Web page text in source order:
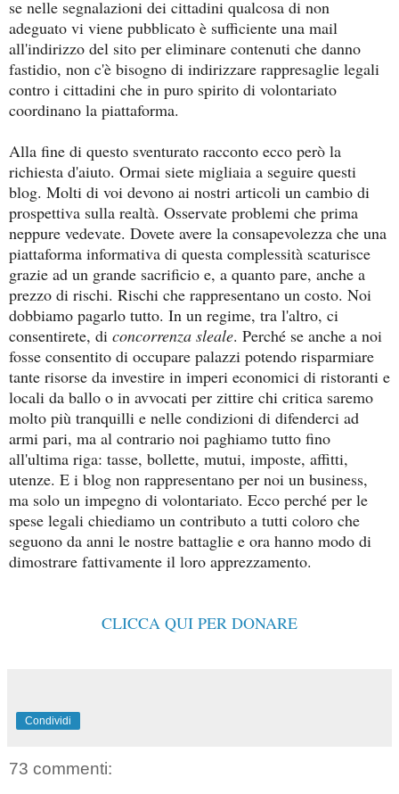
se nelle segnalazioni dei cittadini qualcosa di non
adeguato vi viene pubblicato è sufficiente una mail
all'indirizzo del sito per eliminare contenuti che danno
fastidio, non c'è bisogno di indirizzare rappresaglie legali
contro i cittadini che in puro spirito di volontariato
coordinano la piattaforma.
Alla fine di questo sventurato racconto ecco però la
richiesta d'aiuto. Ormai siete migliaia a seguire questi
blog. Molti di voi devono ai nostri articoli un cambio di
prospettiva sulla realtà. Osservate problemi che prima
neppure vedevate. Dovete avere la consapevolezza che una
piattaforma informativa di questa complessità scaturisce
grazie ad un grande sacrificio e, a quanto pare, anche a
prezzo di rischi. Rischi che rappresentano un costo. Noi
dobbiamo pagarlo tutto. In un regime, tra l'altro, ci
consentirete, di concorrenza sleale. Perché se anche a noi
fosse consentito di occupare palazzi potendo risparmiare
tante risorse da investire in imperi economici di ristoranti e
locali da ballo o in avvocati per zittire chi critica saremo
molto più tranquilli e nelle condizioni di difenderci ad
armi pari, ma al contrario noi paghiamo tutto fino
all'ultima riga: tasse, bollette, mutui, imposte, affitti,
utenze. E i blog non rappresentano per noi un business,
ma solo un impegno di volontariato. Ecco perché per le
spese legali chiediamo un contributo a tutti coloro che
seguono da anni le nostre battaglie e ora hanno modo di
dimostrare fattivamente il loro apprezzamento.
CLICCA QUI PER DONARE
Condividi
73 commenti: